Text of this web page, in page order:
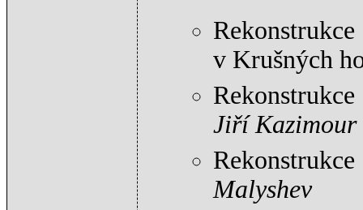
v Krušných
Jiří Kazimour
Malyshev